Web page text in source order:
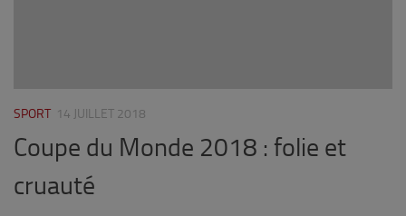
SPORT 14 JUILLET 2018
Coupe du Monde 2018 : folie et
cruauté